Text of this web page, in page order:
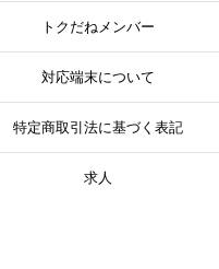
トクだねメンバー
対応端末について
特定商取引法に基づく表記
求人